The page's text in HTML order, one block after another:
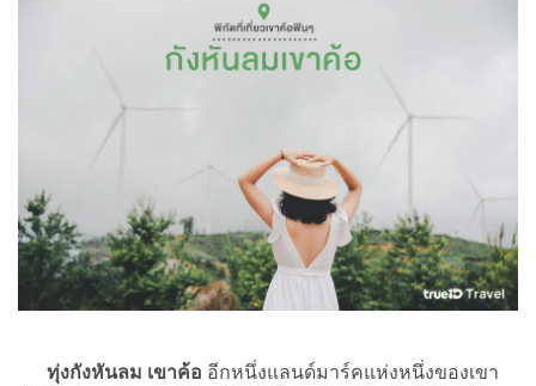
ทุ่งกังหันลม เขาค้อ อีกหนึ่งแลนด์มาร์คแห่งหนึ่งของเขา